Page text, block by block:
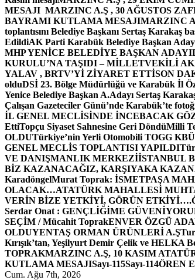
MESAJI MARZINC A.Ş , 30 AĞUSTOS
BAYRAMI KUTLAMA MESAJIMARZINC
toplantısını Belediye Başkanı Sertaş Karakaş
EdildiAK Parti Karabük Belediye Başkan
MHP YENİCE BELEDİYE BAŞKAN ADAYI
KURULU’NA TAŞIDI – MİLLETVEKİLİ
YALAV , BRTV’Yİ ZİYARET ETTİSON
olduDSİ 23. Bölge Müdürlüğü ve Karabük İl
Yenice Belediye Başkan A.Adayı Sertaş
Çalışan Gazeteciler Günü’nde Karabük’te
İL GENEL MECLİSİNDE İNCEBACAK
EttiTopçu Siyaset Sahnesine Geri DöndüMilli
OLDUTürkiye’nin Yerli Otomobili TOGG
GENEL MECLİS TOPLANTISI YAPILDI
VE DANIŞMANLIK MERKEZİİSTANBUL
BİZ KAZANACAĞIZ, KARŞIYAKA
KaradöngelMurat Toprak: İSMETPAŞA
OLACAK…ATATÜRK MAHALLESİ
VERİN BİZE YETKİYİ, GÖRÜN ETKİYİ….
Serdar Onat : GENÇLİĞİME
SEÇİM / Mücahit ToprakENVER ÖZGÜ
OLDUYENTAŞ ORMAN ÜRÜNLERİ A.Ş
Kırışık’tan, Yeşilyurt Demir Çelik ve HELKA
TOPRAKMARZINC A.Ş, 10 KASIM
KUTLAMA MESAJISayı-115Sayı-114ÖREN
Cum. Ağu 7th, 2026